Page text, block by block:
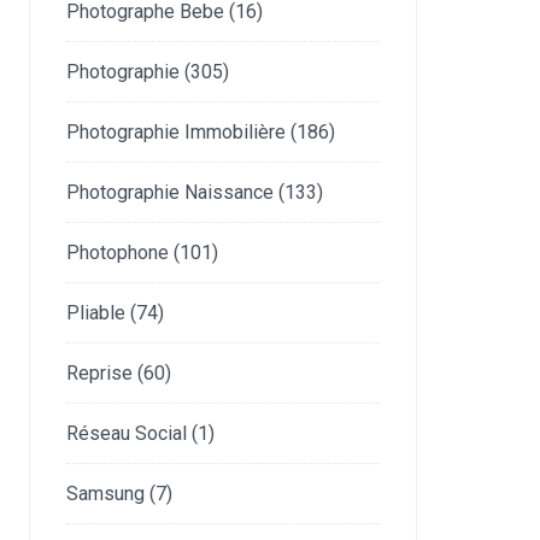
Photographe Bebe (16)
Photographie (305)
Photographie Immobilière (186)
Photographie Naissance (133)
Photophone (101)
Pliable (74)
Reprise (60)
Réseau Social (1)
Samsung (7)